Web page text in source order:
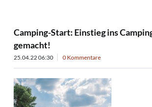
Camping-Start: Einstieg ins
gemacht!
25.04.22 06:30 0 Kommentare